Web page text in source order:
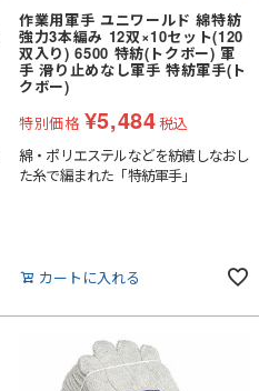
作業用軍手 ユニワールド 綿特紡
強力3本編み 12双×10セット(120
双入り) 6500 特紡(トクボー) 軍
手 滑り止めなし軍手 特紡軍手(ト
クボー)
特別価格 ¥5,484税込
綿・ポリエステルなどを紡績しなおし
た糸で編まれた「特紡軍手」
カートに入れる